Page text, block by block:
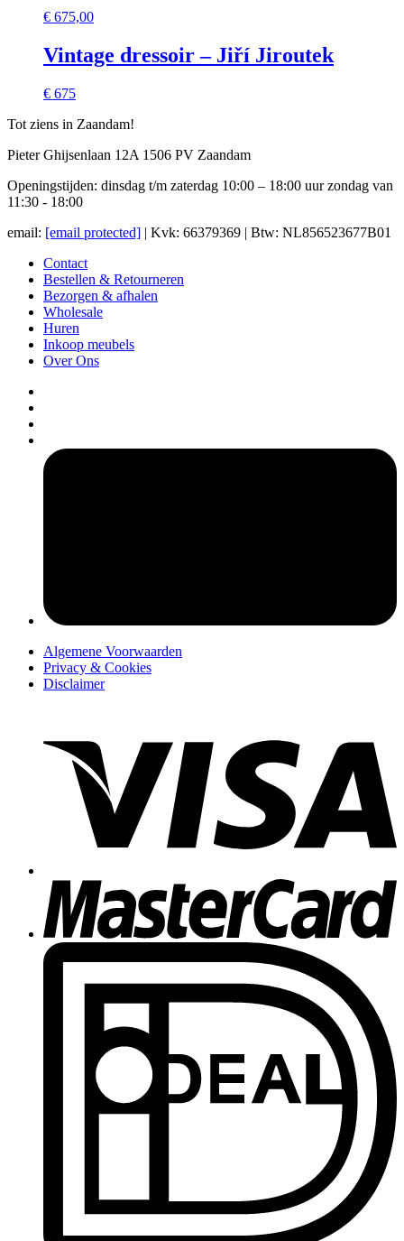
€ 675,00
Vintage dressoir – Jiří Jiroutek
€ 675
Tot ziens in Zaandam!
Pieter Ghijsenlaan 12A 1506 PV Zaandam
Openingstijden: dinsdag t/m zaterdag 10:00 – 18:00 uur zondag van
11:30 - 18:00
email: [email protected] | Kvk: 66379369 | Btw: NL856523677B01
Contact
Bestellen & Retourneren
Bezorgen & afhalen
Wholesale
Huren
Inkoop meubels
Over Ons
Algemene Voorwaarden
Privacy & Cookies
Disclaimer